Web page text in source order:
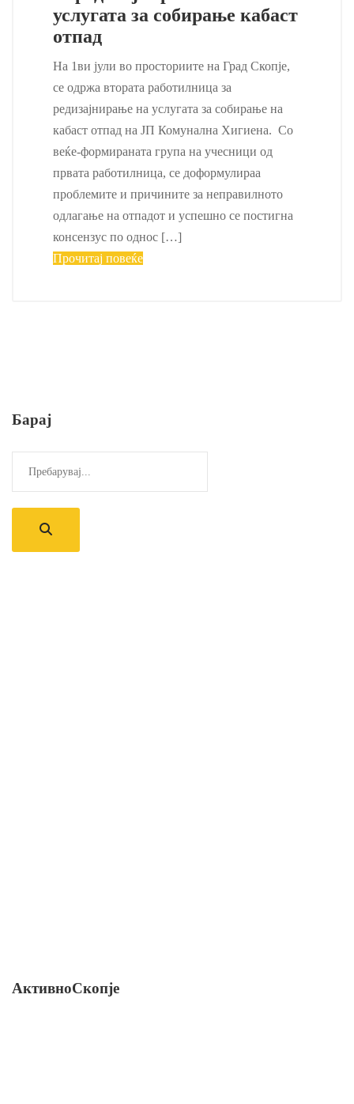
услугата за собирање кабаст
отпад
На 1ви јули во просториите на Град Скопје,
се одржа втората работилница за
редизајнирање на услугата за собирање на
кабаст отпад на ЈП Комунална Хигиена. Со
веќе-формираната група на учесници од
првата работилница, се доформулираа
проблемите и причините за неправилното
одлагање на отпадот и успешно се постигна
консензус по однос […]
Прочитај повеќе
Барај
АктивноСкопје